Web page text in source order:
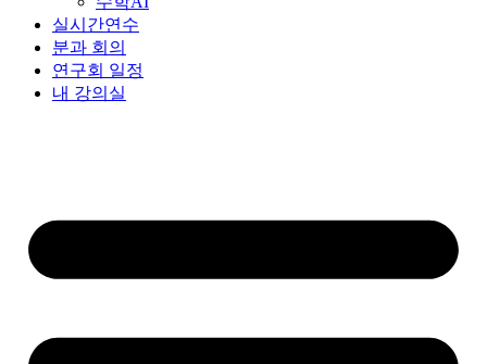
실시간연수
분과 회의
연구회 일정
내 강의실